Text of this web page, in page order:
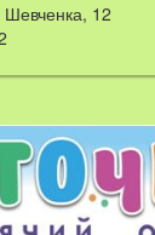
Шевченка, 12